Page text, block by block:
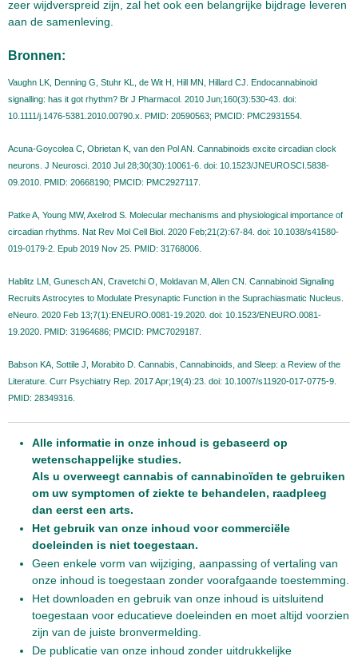
zeer wijdverspreid zijn, zal het ook een belangrijke bijdrage leveren
aan de samenleving.
Bronnen:
Vaughn LK, Denning G, Stuhr KL, de Wit H, Hill MN, Hillard CJ. Endocannabinoid
signalling: has it got rhythm? Br J Pharmacol. 2010 Jun;160(3):530-43. doi:
10.1111/j.1476-5381.2010.00790.x. PMID: 20590563; PMCID: PMC2931554.
Acuna-Goycolea C, Obrietan K, van den Pol AN. Cannabinoids excite circadian clock
neurons. J Neurosci. 2010 Jul 28;30(30):10061-6. doi: 10.1523/JNEUROSCI.5838-
09.2010. PMID: 20668190; PMCID: PMC2927117.
Patke A, Young MW, Axelrod S. Molecular mechanisms and physiological importance of
circadian rhythms. Nat Rev Mol Cell Biol. 2020 Feb;21(2):67-84. doi: 10.1038/s41580-
019-0179-2. Epub 2019 Nov 25. PMID: 31768006.
Hablitz LM, Gunesch AN, Cravetchi O, Moldavan M, Allen CN. Cannabinoid Signaling
Recruits Astrocytes to Modulate Presynaptic Function in the Suprachiasmatic Nucleus.
eNeuro. 2020 Feb 13;7(1):ENEURO.0081-19.2020. doi: 10.1523/ENEURO.0081-
19.2020. PMID: 31964686; PMCID: PMC7029187.
Babson KA, Sottile J, Morabito D. Cannabis, Cannabinoids, and Sleep: a Review of the
Literature. Curr Psychiatry Rep. 2017 Apr;19(4):23. doi: 10.1007/s11920-017-0775-9.
PMID: 28349316.
Alle informatie in onze inhoud is gebaseerd op
wetenschappelijke studies.
Als u overweegt cannabis of cannabinoïden te gebruiken
om uw symptomen of ziekte te behandelen, raadpleeg
dan eerst een arts.
Het gebruik van onze inhoud voor commerciële
doeleinden is niet toegestaan.
Geen enkele vorm van wijziging, aanpassing of vertaling van
onze inhoud is toegestaan zonder voorafgaande toestemming.
Het downloaden en gebruik van onze inhoud is uitsluitend
toegestaan voor educatieve doeleinden en moet altijd voorzien
zijn van de juiste bronvermelding.
De publicatie van onze inhoud zonder uitdrukkelijke